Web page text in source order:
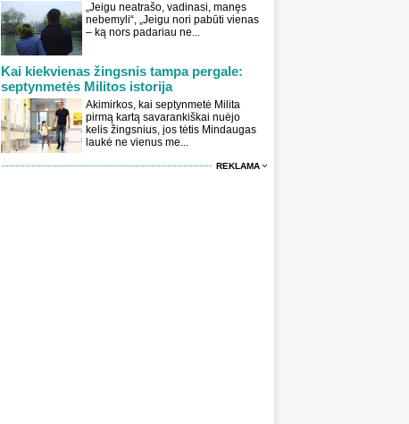
„Jeigu neatrašo, vadinasi, manęs
nebemyli“, „Jeigu nori pabūti vienas
– ką nors padariau ne...
Kai kiekvienas žingsnis tampa pergale:
septynmetės Militos istorija
Akimirkos, kai septynmetė Milita
pirmą kartą savarankiškai nuėjo
kelis žingsnius, jos tėtis Mindaugas
laukė ne vienus me...
REKLAMA